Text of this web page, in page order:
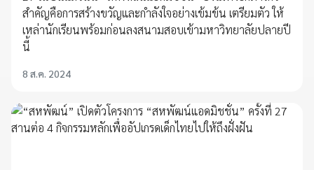
สำคัญคือการสร้างขวัญและกำลังใจอย่างเข้มข้น เตรียมตัว ให้
เหล่านักเรียนพร้อมก่อนลงสนามสอบเข้ามหาวิทยาลัยปลายปี
นี้
8 ส.ค. 2024